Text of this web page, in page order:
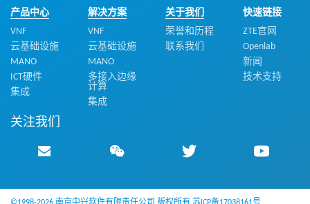
产品中心
VNF
云基础设施
MANO
ICT硬件
集成
解决方案
VNF
云基础设施
MANO
多接入边缘
计算
集成
关于我们
荣誉和历程
联系我们
快速链接
ZTE官网
Openlab
新闻
技术支持
关注我们